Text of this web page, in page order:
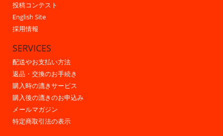
投稿コンテスト
English Site
採用情報
SERVICES
配送やお支払い方法
返品・交換のお手続き
購入時の漉きサービス
購入後の漉きのお申込み
メールマガジン
特定商取引法の表示